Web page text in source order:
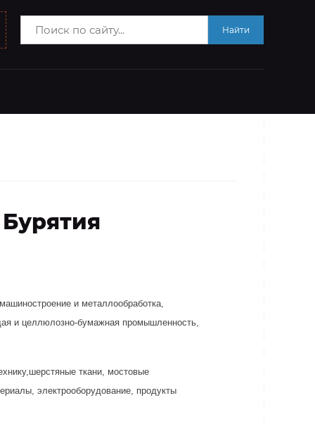
Найти
и металлообработка,
и целлюлозно-бумажная промышленность,
ткани, мостовые
электрооборудование, продукты